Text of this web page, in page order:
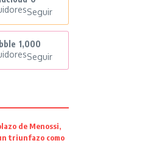
Seguir
1,000
Seguir
de Menossi,
triunfazo como